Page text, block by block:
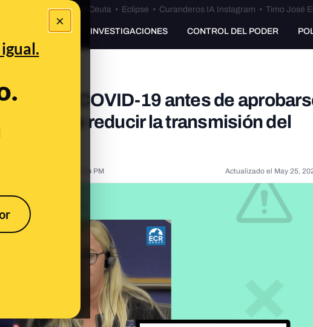
×
Especial Ceuta•Bulos Ceuta • Eclipse • Curanderos IA Instagram • Timo José
PREBUNKING INVESTIGACIONES CONTROL DEL PODER
de COVID-19 antes de
de reducir la transmisión del
el Oct 14, 2022, 2:08:54 PM Actualizado el May 25,